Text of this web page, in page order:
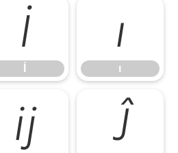
İ ı
ı
ĳ Ĵ